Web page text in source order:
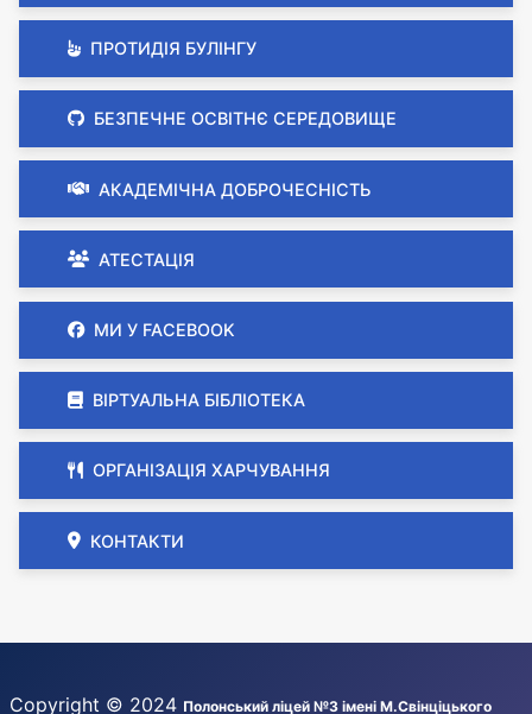
ПРОТИДІЯ БУЛІНГУ
БЕЗПЕЧНЕ ОСВІТНЄ СЕРЕДОВИЩЕ
АКАДЕМІЧНА ДОБРОЧЕСНІСТЬ
АТЕСТАЦІЯ
МИ У FACEBOOK
ВІРТУАЛЬНА БІБЛІОТЕКА
ОРГАНІЗАЦІЯ ХАРЧУВАННЯ
КОНТАКТИ
Copyright © 2024 Полонський ліцей №3 імені М.Свінціцького